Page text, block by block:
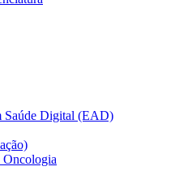
Saúde Digital (EAD)
Oncologia